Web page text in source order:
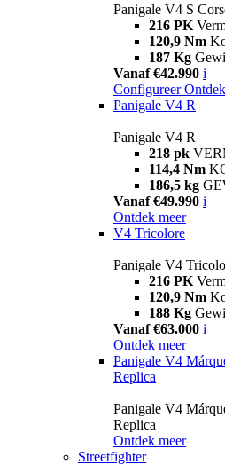
Panigale V4 S
216 PK
120,9 Nm
187 Kg
Vanaf €42.990 i
Configureer
Panigale V4 R
Panigale V4 R
218 pk
114,4 Nm
186,5 kg
Vanaf €49.990 i
Ontdek meer
V4 Tricolore
Panigale V4
216 PK
120,9 Nm
188 Kg
Vanaf €63.000 i
Ontdek meer
Panigale V4
Replica
Panigale V4
Replica
Ontdek meer
Streetfighter